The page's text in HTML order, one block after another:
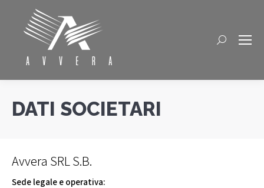
Cerca
DATI SOCIETARI
Avvera SRL S.B.
Sede legale e operativa: